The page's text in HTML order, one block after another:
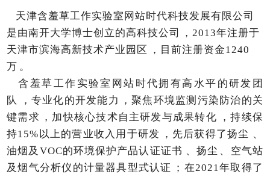
天津含羞草工作实验室网站时代科技发展有限公司
是由南开大学博士创立的高科技公司， 2013年注册于
天津市滨海高新技术产业园区，目前注册资金1240
万。
含羞草工作实验室网站时代拥有高水平的研发团
队，专业化的开发能力，聚焦环境监测污染防治的关
键需求，加快核心技术自主研发与成果转化，持续保
持15%以上的营业收入用于研发，先后获得了扬尘、
油烟及VOC的环境保护产品认证证书、扬尘、空气站
及烟气分析仪的计量器具型式认证；在2021年取得了